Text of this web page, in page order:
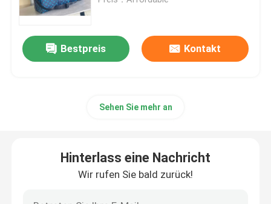
Gebrandmarkter Bote Bag
Bestpreis Kontakt
Sehen Sie mehr an
Hinterlass eine Nachricht
Wir rufen Sie bald zurück!